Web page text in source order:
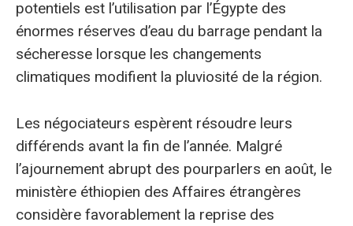
potentiels est l’utilisation par l’Égypte des
énormes réserves d’eau du barrage pendant la
sécheresse lorsque les changements
climatiques modifient la pluviosité de la région.
Les négociateurs espèrent résoudre leurs
différends avant la fin de l’année. Malgré
l’ajournement abrupt des pourparlers en août, le
ministère éthiopien des Affaires étrangères
considère favorablement la reprise des